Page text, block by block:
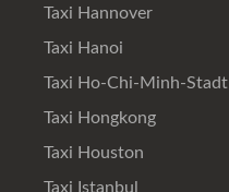
Taxi Hannover
Taxi Hanoi
Taxi Ho-Chi-Minh-Stadt
Taxi Hongkong
Taxi Houston
Taxi Istanbul